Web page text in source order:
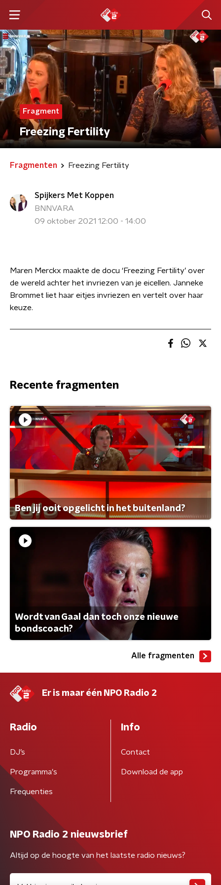
Fragment
Freezing Fertility
Fragmenten Freezing Fertility
Spijkers Met Koppen
BNNVARA
09 oktober 2021 12:00 - 14:00
Maren Merckx maakte de docu ‘Freezing Fertility’ over
de wereld achter het invriezen van je eicellen. Janneke
Brommet liet haar eitjes invriezen en vertelt over haar
keuze.
Recente fragmenten
Ben jij ooit opgelicht in het buitenland?
Wordt van Gaal dan toch onze nieuwe
bondscoach?
Alle fragmenten
Er is maar één NPO Radio 2
Radio
DJ’s
Programma's
Frequenties
Info
Contact
Download de app
NPO Radio 2 nieuwsbrief
Altijd op de hoogte van het laatste radio nieuws?